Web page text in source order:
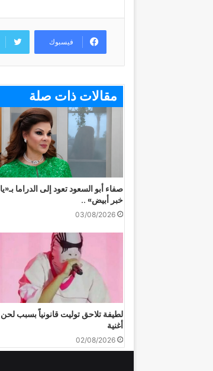
فيسبوك
مقالات ذات صلة
صفاء أبو السعود تعود إلى الدراما بـ«يا
خبر أبيض» ..
03/08/2026
لطيفة تلاحق توليت قانونياً بسبب لحن
أغنية
02/08/2026